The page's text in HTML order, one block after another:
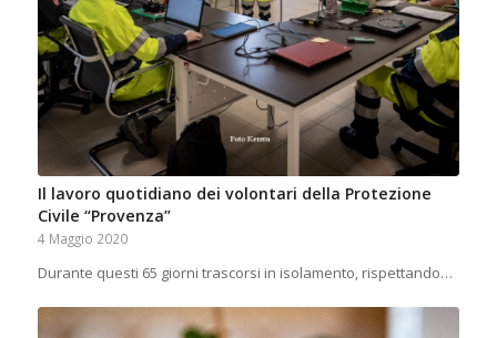
Il lavoro quotidiano dei volontari della Protezione
Civile “Provenza”
4 Maggio 2020
Durante questi 65 giorni trascorsi in isolamento, rispettando…